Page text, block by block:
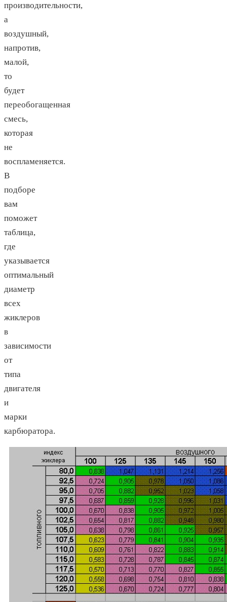
производительности,
а
воздушный,
напротив,
малой,
то
будет
переобогащенная
смесь,
которая
не
воспламеняется.
В
подборе
вам
поможет
таблица,
где
указывается
оптимальный
диаметр
всех
жиклеров
в
зависимости
от
типа
двигателя
и
марки
карбюратора.